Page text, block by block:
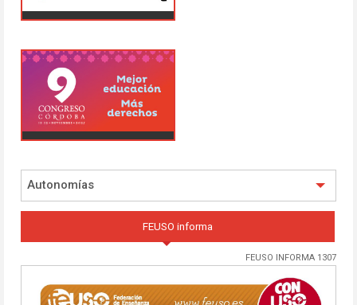
Autonomías
FEUSO informa
FEUSO INFORMA 1307